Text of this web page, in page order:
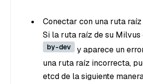
Conectar con una ruta
Si la ruta raíz de su Milvus
by-dev
y aparece un
una ruta raíz incorrecta,
etcd de la siguiente